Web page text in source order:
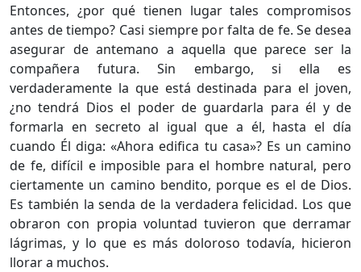
Entonces, ¿por qué tienen lugar tales compromisos
antes de tiempo? Casi siempre por falta de fe. Se desea
asegurar de antemano a aquella que parece ser la
compañera futura. Sin embargo, si ella es
verdaderamente la que está destinada para el joven,
¿no tendrá Dios el poder de guardarla para él y de
formarla en secreto al igual que a él, hasta el día
cuando Él diga: «Ahora edifica tu casa»? Es un camino
de fe, difícil e imposible para el hombre natural, pero
ciertamente un camino bendito, porque es el de Dios.
Es también la senda de la verdadera felicidad. Los que
obraron con propia voluntad tuvieron que derramar
lágrimas, y lo que es más doloroso todavía, hicieron
llorar a muchos.